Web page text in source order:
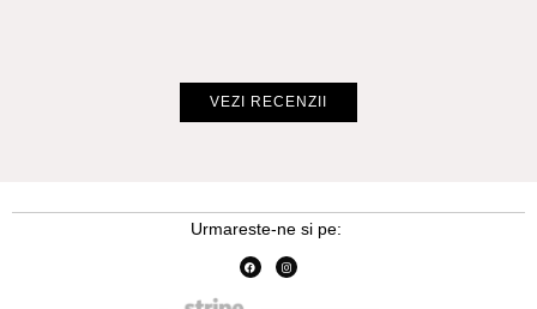
VEZI RECENZII
Urmareste-ne si pe: